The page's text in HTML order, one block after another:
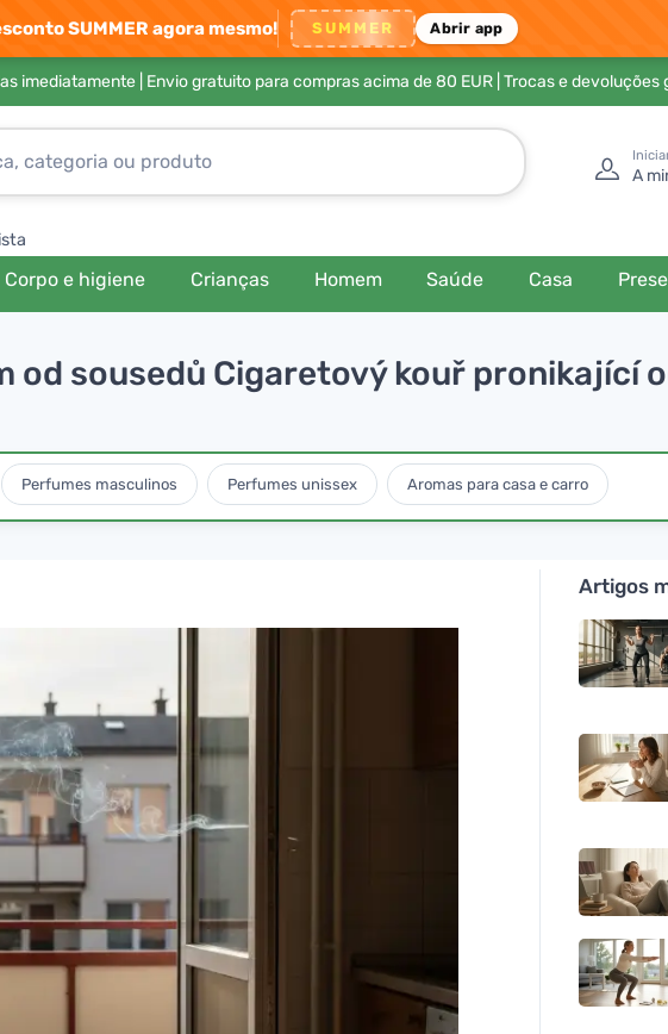
SUMMER agora mesmo! SUMMER Abrir app
imediatamente | Envio gratuito para compras acima de 80 EUR| Trocas e devoluções
A
Corpo e higiene Crianças Homem Saúde Casa
od sousedů Cigaretový kouř pronikající
Perfumes masculinos Perfumes unissex Aromas para casa e carro
Artigos